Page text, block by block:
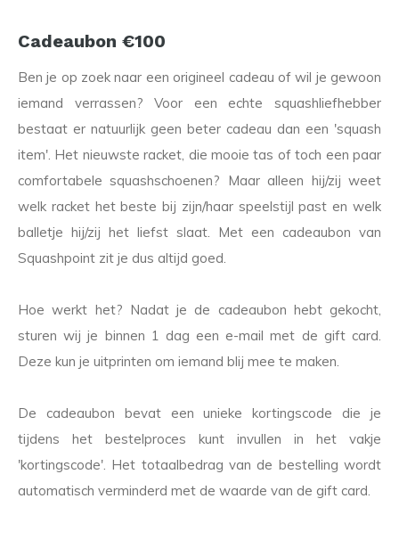
Cadeaubon €100
Ben je op zoek naar een origineel cadeau of wil je gewoon
iemand verrassen? Voor een echte squashliefhebber
bestaat er natuurlijk geen beter cadeau dan een 'squash
item'. Het nieuwste racket, die mooie tas of toch een paar
comfortabele squashschoenen? Maar alleen hij/zij weet
welk racket het beste bij zijn/haar speelstijl past en welk
balletje hij/zij het liefst slaat. Met een cadeaubon van
Squashpoint zit je dus altijd goed.
Hoe werkt het? Nadat je de cadeaubon hebt gekocht,
sturen wij je binnen 1 dag een e-mail met de gift card.
Deze kun je uitprinten om iemand blij mee te maken.
De cadeaubon bevat een unieke kortingscode die je
tijdens het bestelproces kunt invullen in het vakje
'kortingscode'. Het totaalbedrag van de bestelling wordt
automatisch verminderd met de waarde van de gift card.